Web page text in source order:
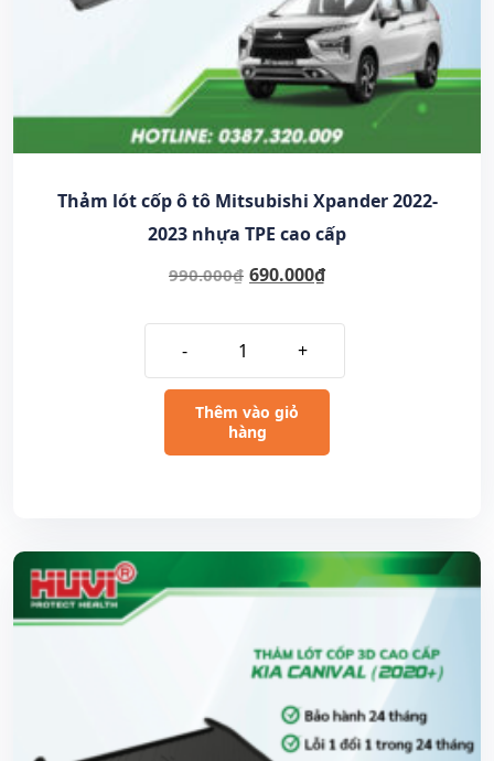
Thảm lót cốp ô tô Mitsubishi Xpander 2022-
2023 nhựa TPE cao cấp
990.000₫ 690.000₫
- +
Thêm vào giỏ
hàng